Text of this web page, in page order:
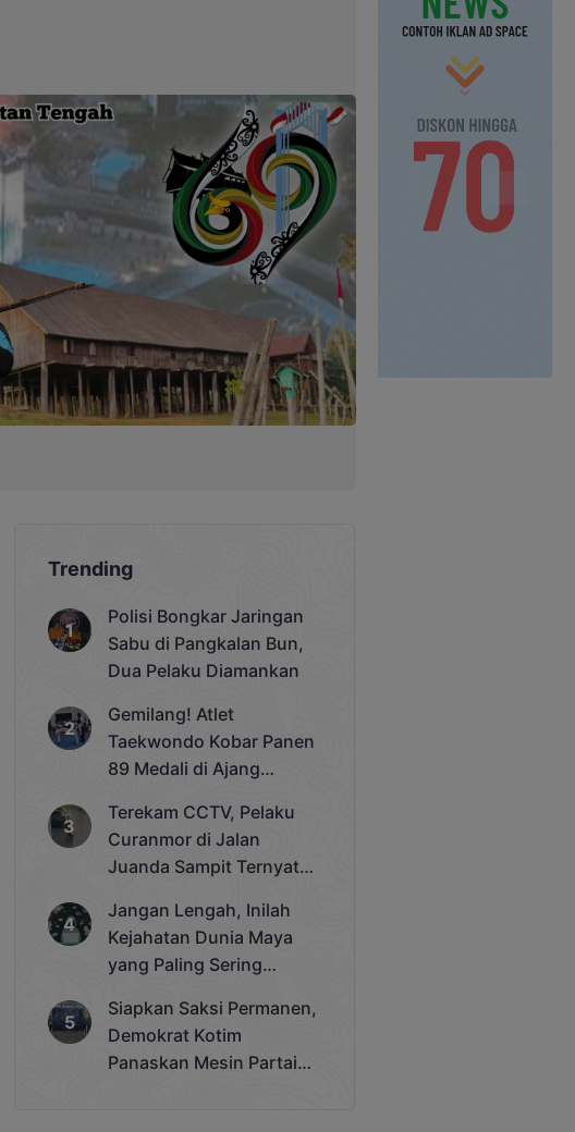
Trending
Polisi Bongkar Jaringan
Sabu di Pangkalan Bun,
Dua Pelaku Diamankan
Gemilang! Atlet
Taekwondo Kobar Panen
89 Medali di Ajang
Cup 2025
Terekam CCTV, Pelaku
Curanmor di Jalan
Juanda Sampit Ternyata
Jangan Lengah, Inilah
Kejahatan Dunia Maya
yang Paling Sering
Siapkan Saksi Permanen,
Demokrat Kotim
Panaskan Mesin Partai